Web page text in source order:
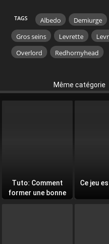
TAGS Albedo Demiurge
Gros seins
Levrette
Overlord
Redhornyhead
Même catégorie
Tuto: Comment
former une bonne
Ce jeu